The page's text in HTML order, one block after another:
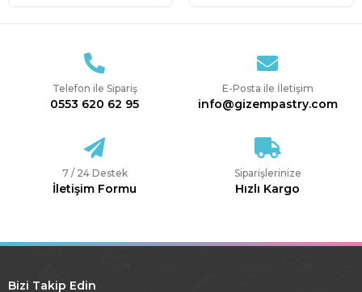
Telefon ile Sipariş
0553 620 62 95
E-Posta ile İletişim
info@gizempastry.com
7 / 24 Destek
İletişim Formu
Siparişlerinize
Hızlı Kargo
Bizi Takip Edin